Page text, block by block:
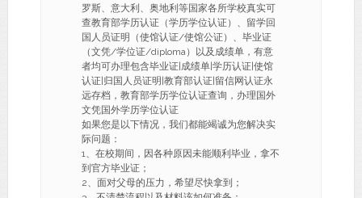
罗斯、意大利、奥地利等国家各所学校真实可
查教育部学历认证（学历学位认证）、留学回
国人员证明（使馆认证/使馆公证）、毕业证
（文凭/学位证/diploma）以及成绩单，有意
者均可办理包含毕业证|成绩单|学历认证|使馆
认证|归国人员证明|教育部认证|留信网认证永
远存档，教育部学历学位认证查询，办理国外
文凭国外学历学位认证
如果您是以下情况，我们都能竭诚为您解决实
际问题：
1、在校期间，因各种原因未能顺利毕业，拿不
到官方毕业证；
2、面对父母的压力，希望尽快拿到；